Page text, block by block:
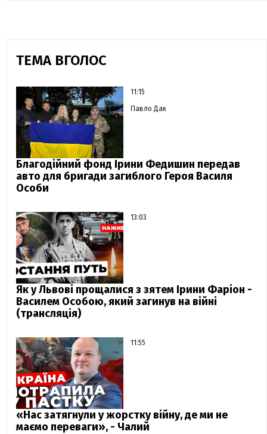
ТЕМА ВГОЛОС
11:15
Павло Дак
Благодійний фонд Ірини Федишин передав
авто для бригади загиблого Героя Василя
Особи
13:03
Як у Львові прощалися з зятем Ірини Фаріон -
Василем Особою, який загинув на війні
(трансляція)
11:55
«Нас затягнули у жорстку війну, де ми не
маємо переваги», - Чалий